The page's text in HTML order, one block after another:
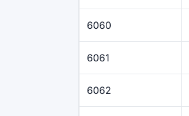
6060
6061
6062